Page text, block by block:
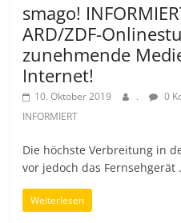
smago!
ARD/ZDF-
zunehmende
Internet!
10. Oktober 2019 . 0
INFORMIERT
Die höchste Verbreitung in
vor jedoch das Fernsehgerät
Weiterlesen